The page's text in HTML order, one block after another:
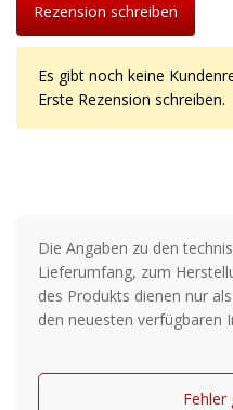
Rezension schreiben
Es gibt noch keine
Erste Rezension schreiben.
Die Angaben zu den
Lieferumfang, zum
des Produkts dienen nur
den neuesten verfügbaren
Fehler